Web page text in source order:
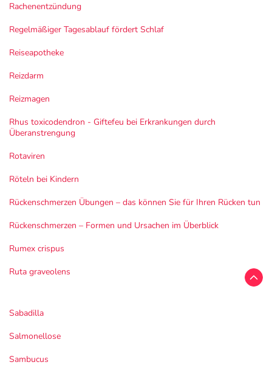
Rachenentzündung
Regelmäßiger Tagesablauf fördert Schlaf
Reiseapotheke
Reizdarm
Reizmagen
Rhus toxicodendron - Giftefeu bei Erkrankungen durch
Überanstrengung
Rotaviren
Röteln bei Kindern
Rückenschmerzen Übungen – das können Sie für Ihren Rücken tun
Rückenschmerzen – Formen und Ursachen im Überblick
Rumex crispus
Ruta graveolens
Sabadilla
Salmonellose
Sambucus